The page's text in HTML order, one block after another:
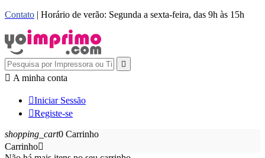
Contato | Horário de verão: Segunda a sexta-feira, das 9h às 15h

 A minha conta
Iniciar Sessão
Registe-se
shopping_cart0 Carrinho
Carrinho